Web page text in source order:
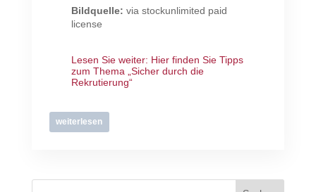
Bildquelle: via stockunlimited paid
license
Lesen Sie weiter: Hier finden Sie Tipps
zum Thema „Sicher durch die
Rekrutierung“
weiterlesen